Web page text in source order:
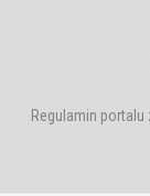
Regulamin